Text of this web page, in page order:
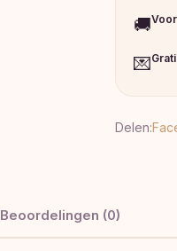
🚚
💌
Delen:
Beoordelingen (0)